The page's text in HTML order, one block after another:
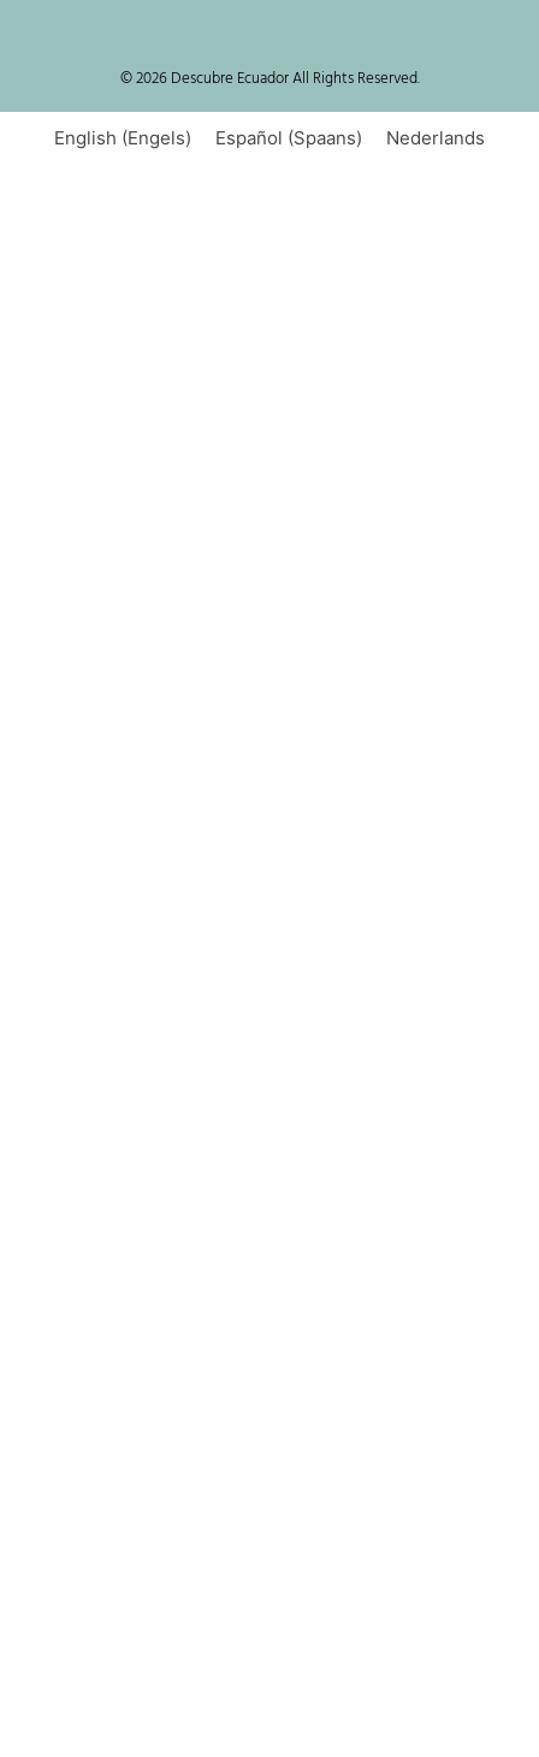
© 2026 Descubre Ecuador All Rights Reserved.
English (Engels) Español (Spaans) Nederlands